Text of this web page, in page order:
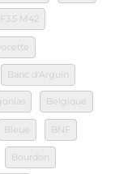
M42
Banc d'Arguin
Belgique
Bleue BNF
Bourdon